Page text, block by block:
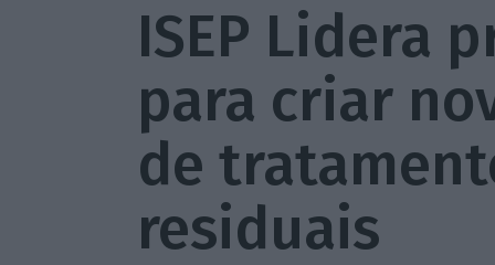
ISEP Lidera
para criar
de
residuais